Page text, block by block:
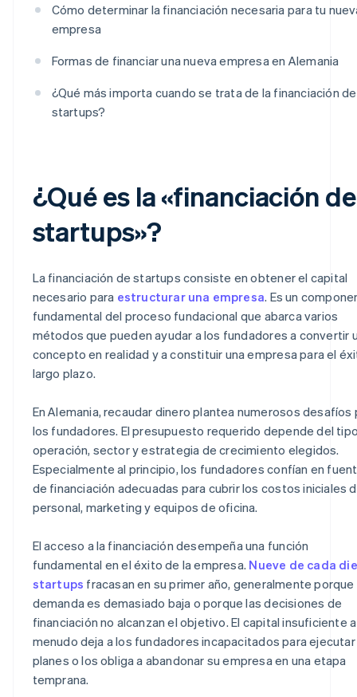
Cómo determinar la financiación necesaria para tu
empresa
Formas de financiar una nueva empresa en Alemania
¿Qué más importa cuando se trata de la financiación de
startups?
¿Qué es la «financiación de
startups»?
La financiación de startups consiste en obtener el capital
necesario para estructurar una empresa. Es un
fundamental del proceso fundacional que abarca varios
métodos que pueden ayudar a los fundadores a convertir
concepto en realidad y a constituir una empresa para el
largo plazo.
En Alemania, recaudar dinero plantea numerosos desafíos
los fundadores. El presupuesto requerido depende del
operación, sector y estrategia de crecimiento elegidos.
Especialmente al principio, los fundadores confían en
de financiación adecuadas para cubrir los costos iniciales
personal, marketing y equipos de oficina.
El acceso a la financiación desempeña una función
fundamental en el éxito de la empresa. Nueve de cada
startups fracasan en su primer año, generalmente porque
demanda es demasiado baja o porque las decisiones de
financiación no alcanzan el objetivo. El capital insuficiente a
menudo deja a los fundadores incapacitados para
planes o los obliga a abandonar su empresa en una etapa
temprana.